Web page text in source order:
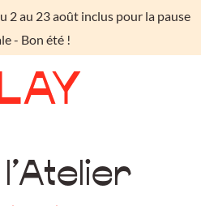
2 au 23 août inclus pour la pause
- Bon été !